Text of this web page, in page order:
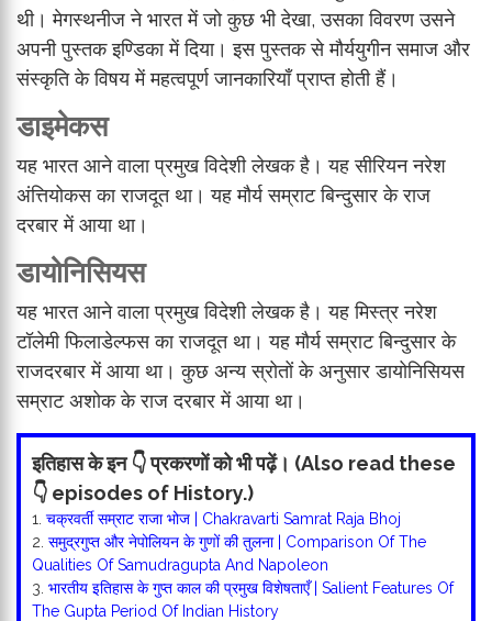
थी। मेगस्थनीज ने भारत में जो कुछ भी देखा, उसका विवरण उसने
अपनी पुस्तक इण्डिका में दिया। इस पुस्तक से मौर्ययुगीन समाज और
संस्कृति के विषय में महत्वपूर्ण जानकारियाँ प्राप्त होती हैं।
डाइमेकस
यह भारत आने वाला प्रमुख विदेशी लेखक है। यह सीरियन नरेश
अंत्तियोकस का राजदूत था। यह मौर्य सम्राट बिन्दुसार के राज
दरबार में आया था।
डायोनिसियस
यह भारत आने वाला प्रमुख विदेशी लेखक है। यह मिस्त्र नरेश
टॉलेमी फिलाडेल्फस का राजदूत था। यह मौर्य सम्राट बिन्दुसार के
राजदरबार में आया था। कुछ अन्य स्रोतों के अनुसार डायोनिसियस
सम्राट अशोक के राज दरबार में आया था।
इतिहास के इन 👇 प्रकरणों को भी पढ़ें। (Also read these
👇 episodes of History.)
1. चक्रवर्ती सम्राट राजा भोज | Chakravarti Samrat Raja Bhoj
2. समुद्रगुप्त और नेपोलियन के गुणों की तुलना | Comparison Of The
Qualities Of Samudragupta And Napoleon
3. भारतीय इतिहास के गुप्त काल की प्रमुख विशेषताएँ | Salient Features Of
The Gupta Period Of Indian History